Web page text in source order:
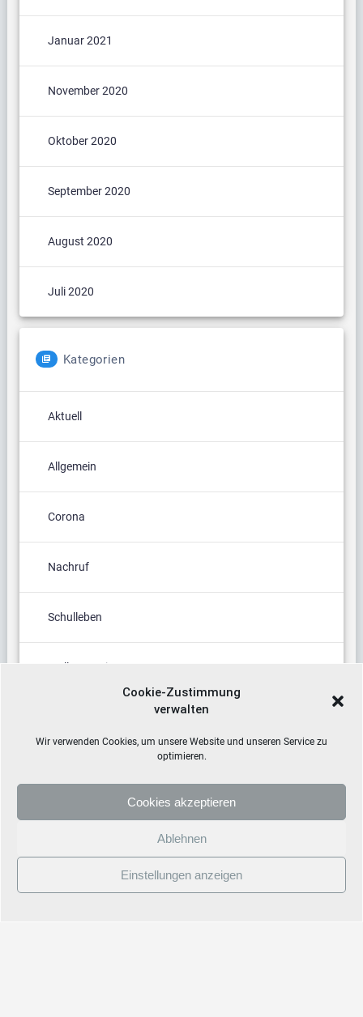
Cookie-Zustimmung
verwalten
Wir verwenden Cookies, um unsere Website und unseren Service zu
optimieren.
Cookies akzeptieren
Ablehnen
Einstellungen anzeigen
Januar 2021
November 2020
Oktober 2020
September 2020
August 2020
Juli 2020
Kategorien
Aktuell
Allgemein
Corona
Nachruf
Schulleben
Stellenanzeige